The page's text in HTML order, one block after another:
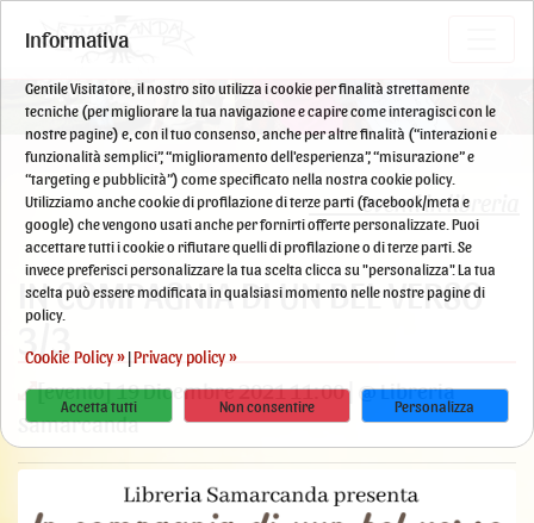
eventi in libreria
IN COMPAGNIA DI UN BEL VERSO
3/3
[evento] 19 Dicembre 2021 11:00 | @ Libreria
Samarcanda
Informativa
Gentile Visitatore, il nostro sito utilizza i cookie per finalità strettamente
tecniche (per migliorare la tua navigazione e capire come interagisci con le
nostre pagine) e, con il tuo consenso, anche per altre finalità (“interazioni e
funzionalità semplici”, “miglioramento dell'esperienza”, “misurazione” e
“targeting e pubblicità”) come specificato nella nostra cookie policy.
Utilizziamo anche cookie di profilazione di terze parti (facebook/meta e
google) che vengono usati anche per fornirti offerte personalizzate. Puoi
accettare tutti i cookie o rifiutare quelli di profilazione o di terze parti. Se
invece preferisci personalizzare la tua scelta clicca su "personalizza". La tua
scelta può essere modificata in qualsiasi momento nelle nostre pagine di
policy.
Cookie Policy » |Privacy policy »
Accetta tutti Non consentire Personalizza